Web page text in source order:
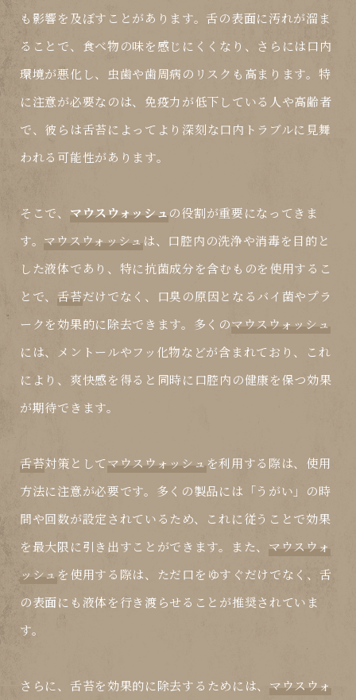
も影響を及ぼすことがあります。舌の表面に汚れが溜ま
ることで、食べ物の味を感じにくくなり、さらには口内
環境が悪化し、虫歯や歯周病のリスクも高まります。特
に注意が必要なのは、免疫力が低下している人や高齢者
で、彼らは舌苔によってより深刻な口内トラブルに見舞
われる可能性があります。
そこで、 マウスウォッシュの役割が重要になってきま
す。 マウスウォッシュ は、口腔内の洗浄や消毒を目的と
した液体であり、特に抗菌成分を含むものを使用するこ
とで、舌苔だけでなく、口臭の原因となるバイ菌やプラ
ークを効果的に除去できます。多くのマウスウォッシュ
には、メントールやフッ化物などが含まれており、これ
により、爽快感を得ると同時に口腔内の健康を保つ効果
が期待できます。
舌苔対策としてマウスウォッシュ を利用する際は、使用
方法に注意が必要です。多くの製品には「うがい」の時
間や回数が設定されているため、これに従うことで効果
を最大限に引き出すことができます。また、 マウスウォ
ッシュ を使用する際は、ただ口をゆすぐだけでなく、舌
の表面にも液体を行き渡らせることが推奨されていま
す。
さらに、 舌苔を効果的に除去するためには、 マウスウォ